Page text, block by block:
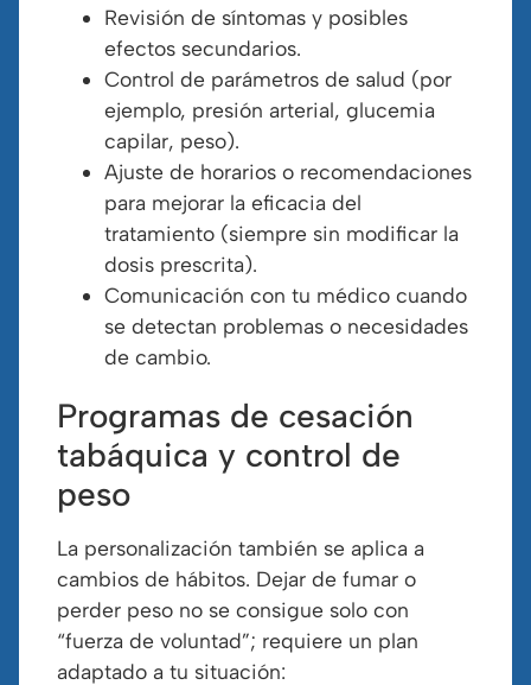
Revisión de síntomas y posibles
efectos secundarios.
Control de parámetros de salud (por
ejemplo, presión arterial, glucemia
capilar, peso).
Ajuste de horarios o recomendaciones
para mejorar la eficacia del
tratamiento (siempre sin modificar la
dosis prescrita).
Comunicación con tu médico cuando
se detectan problemas o necesidades
de cambio.
Programas de cesación
tabáquica y control de
peso
La personalización también se aplica a
cambios de hábitos. Dejar de fumar o
perder peso no se consigue solo con
“fuerza de voluntad”; requiere un plan
adaptado a tu situación: